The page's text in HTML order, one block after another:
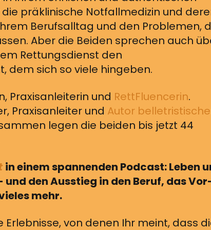
präklinische Notfallmedizin und
Berufsalltag und den Problemen,
Aber die Beiden sprechen auch
Rettungsdienst den
dem sich so viele hingeben.
Praxisanleiterin und RettFluencerin.
Praxisanleiter und Autor
legen die beiden bis jetzt 44
in einem spannenden Podcast: Leben
den Ausstieg in den Beruf, das
mehr.
von denen Ihr meint, dass